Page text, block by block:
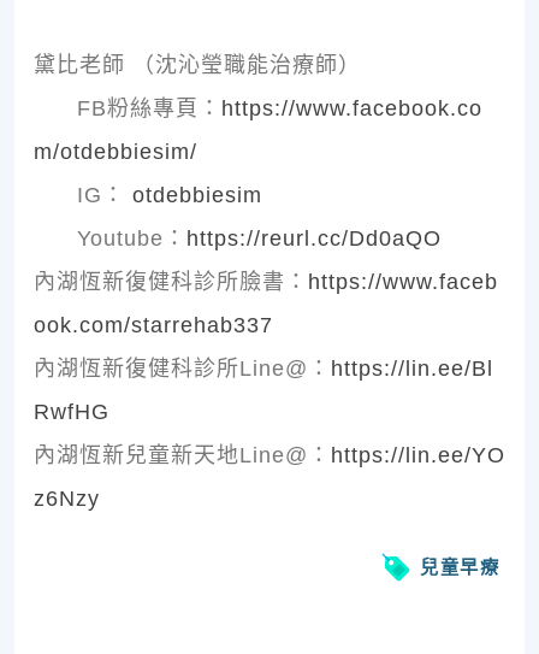
黛比老師 （沈沁瑩職能治療師）
FB粉絲專頁： https://www.facebook.co
m/otdebbiesim/
IG： otdebbiesim
Youtube： https://reurl.cc/Dd0aQO
內湖恆新復健科診所臉書： https://www.faceb
ook.com/starrehab337
內湖恆新復健科診所Line@： https://lin.ee/Bl
RwfHG
內湖恆新兒童新天地Line@： https://lin.ee/YO
z6Nzy
兒童早療